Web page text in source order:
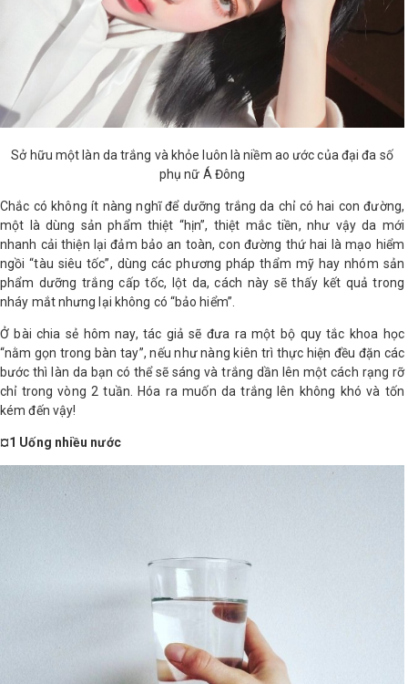
Shop All Brand A-
Sở hữu một làn da trắng và khỏe luôn là niềm ao ước của đại đa số
phụ nữ Á Đông
Chắc có không ít nàng nghĩ để dưỡng trắng da chỉ có hai con đường,
một là dùng sản phẩm thiệt “hịn”, thiệt mắc tiền, như vậy da mới
nhanh cải thiện lại đảm bảo an toàn, con đường thứ hai là mạo hiểm
ngồi “tàu siêu tốc”, dùng các phương pháp thẩm mỹ hay nhóm sản
phẩm dưỡng trắng cấp tốc, lột da, cách này sẽ thấy kết quả trong
nháy mắt nhưng lại không có “bảo hiểm”.
Ở bài chia sẻ hôm nay, tác giả sẽ đưa ra một bộ quy tắc khoa học
“nằm gọn trong bàn tay”, nếu như nàng kiên trì thực hiện đều đặn các
bước thì làn da bạn có thể sẽ sáng và trắng dần lên một cách rạng rỡ
chỉ trong vòng 2 tuần. Hóa ra muốn da trắng lên không khó và tốn
kém đến vậy!
¤1 Uống nhiều nước